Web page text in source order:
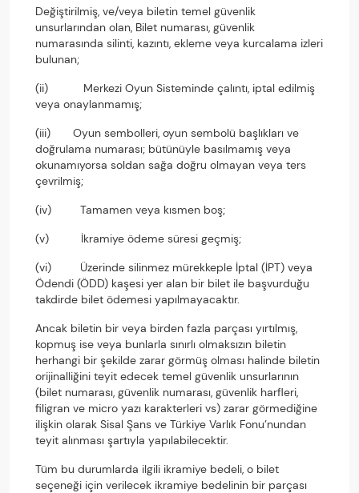
Değiştirilmiş, ve/veya biletin temel güvenlik
unsurlarından olan, Bilet numarası, güvenlik
numarasında silinti, kazıntı, ekleme veya kurcalama izleri
bulunan;
(ii) Merkezi Oyun Sisteminde çalıntı, iptal edilmiş
veya onaylanmamış;
(iii) Oyun sembolleri, oyun sembolü başlıkları ve
doğrulama numarası; bütünüyle basılmamış veya
okunamıyorsa soldan sağa doğru olmayan veya ters
çevrilmiş;
(iv) Tamamen veya kısmen boş;
(v) İkramiye ödeme süresi geçmiş;
(vi) Üzerinde silinmez mürekkeple İptal (İPT) veya
Ödendi (ÖDD) kaşesi yer alan bir bilet ile başvurduğu
takdirde bilet ödemesi yapılmayacaktır.
Ancak biletin bir veya birden fazla parçası yırtılmış,
kopmuş ise veya bunlarla sınırlı olmaksızın biletin
herhangi bir şekilde zarar görmüş olması halinde biletin
orijinalliğini teyit edecek temel güvenlik unsurlarının
(bilet numarası, güvenlik numarası, güvenlik harfleri,
filigran ve micro yazı karakterleri vs) zarar görmediğine
ilişkin olarak Sisal Şans ve Türkiye Varlık Fonu’nundan
teyit alınması şartıyla yapılabilecektir.
Tüm bu durumlarda ilgili ikramiye bedeli, o bilet
seçeneği için verilecek ikramiye bedelinin bir parçası